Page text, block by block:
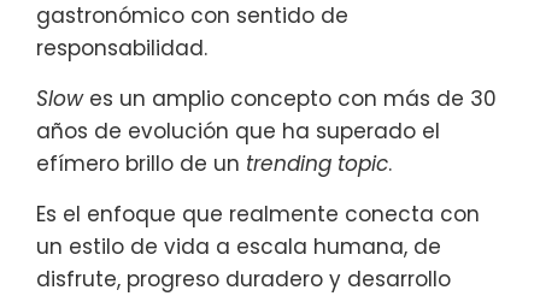
gastronómico con sentido de
responsabilidad.
Slowes un amplio concepto con más de 30
años de evolución que ha superado el
efímero brillo de un trending topic.
Es el enfoque que realmente conecta con
un estilo de vida a escala humana, de
disfrute, progreso duradero y desarrollo